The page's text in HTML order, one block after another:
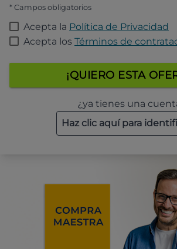
* Campos obligatorios
Acepta la Política de Privacidad
Acepta los Términos de
¡QUIERO ESTA
¿ya tienes una
Haz clic aquí para